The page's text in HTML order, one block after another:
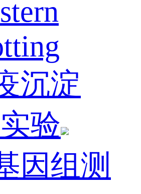
沉淀
验
因组测